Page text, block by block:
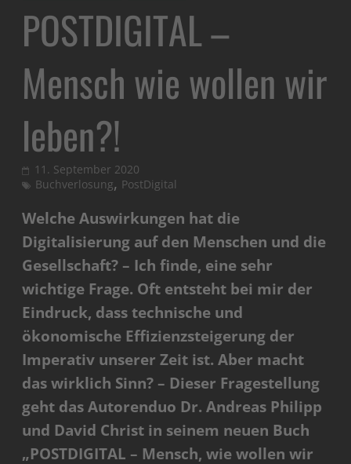
POSTDIGITAL –
Mensch wie wollen wir
leben?!
11. September 2020
Buchverlosung, PostDigital
Welche Auswirkungen hat die
Digitalisierung auf den Menschen und die
Gesellschaft? – Ich finde, eine sehr
wichtige Frage. Oft entsteht bei mir der
Eindruck, dass technische und
ökonomische Effizienzsteigerung der
Imperativ unserer Zeit ist. Aber macht
das wirklich Sinn? – Dieser Fragestellung
geht das Autorenduo Dr. Andreas Philipp
und David Christ in seinem neuen Buch
„POSTDIGITAL – Mensch, wie wollen wir